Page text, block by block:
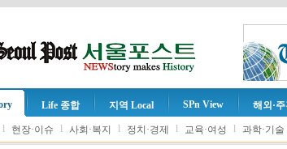
Life 종합 지역 Local SPn View 해외·
l 현장·이슈 l 사회·복지 l 정치·경제 l 교육·여성 l 과학·기술